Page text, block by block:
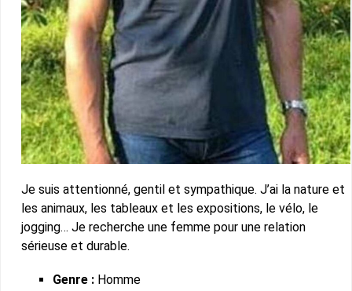
Je suis attentionné, gentil et sympathique. J’ai la nature et
les animaux, les tableaux et les expositions, le vélo, le
jogging… Je recherche une femme pour une relation
sérieuse et durable.
Genre : Homme